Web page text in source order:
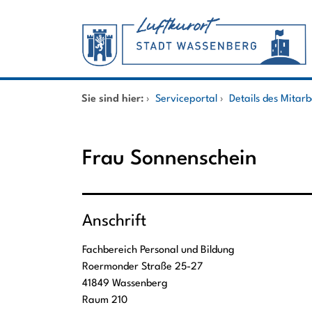
Startseite
Mitarbeitende A-Z
Sie sind hier: › Serviceportal › Details des
Frau Sonnenschein
Anschrift
Fachbereich Personal und Bildung
Roermonder Straße 25-27
41849 Wassenberg
Raum 210